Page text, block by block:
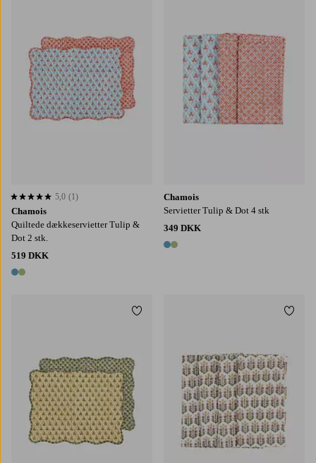
Chamois
Quiltede dækkeservietter Tulip &
Dot 2 stk.
519 DKK
2 farver
5,0 baseret på 1 bedømmelser
5,0 (1)
Chamois
Servietter Tulip & Dot 4 stk
349 DKK
2 farver
Tilføj til favoritter